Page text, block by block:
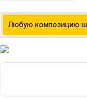
Любую композицию